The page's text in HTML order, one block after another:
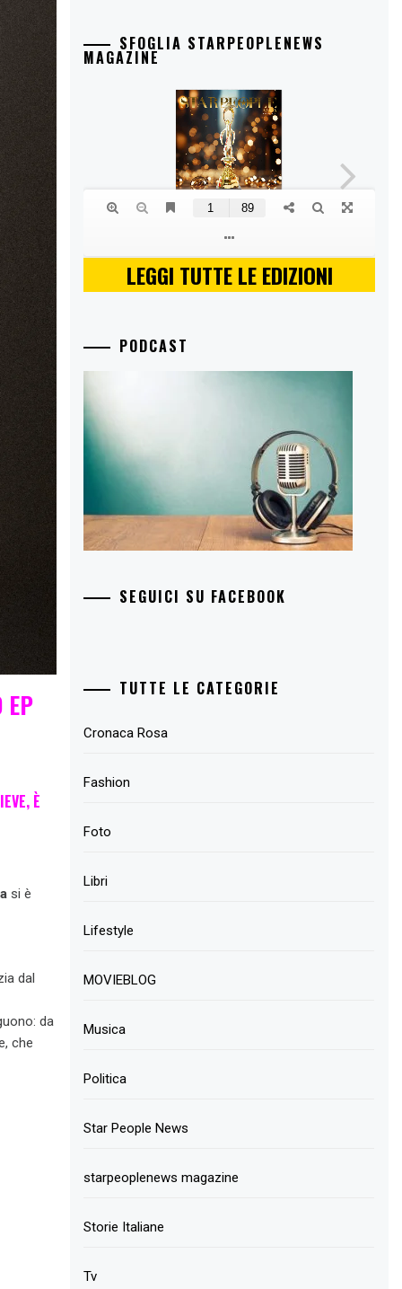
EP
È
si è
dal
da
che
SFOGLIA STARPEOPLENEWS
MAGAZINE
LEGGI TUTTE LE EDIZIONI
PODCAST
SEGUICI SU FACEBOOK
TUTTE LE CATEGORIE
Cronaca Rosa
Fashion
Foto
Libri
Lifestyle
MOVIEBLOG
Musica
Politica
Star People News
starpeoplenews magazine
Storie Italiane
Tv